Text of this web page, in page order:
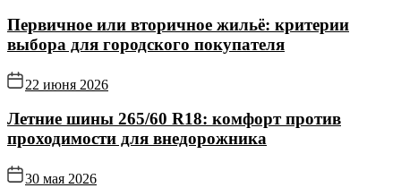
Первичное или вторичное жильё: критерии
выбора для городского покупателя
22 июня 2026
Летние шины 265/60 R18: комфорт против
проходимости для внедорожника
30 мая 2026